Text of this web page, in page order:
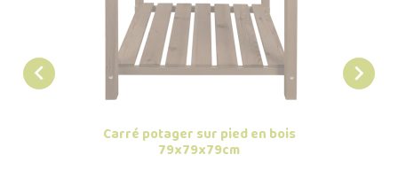

Carré potager sur pied en bois
79x79x79cm
